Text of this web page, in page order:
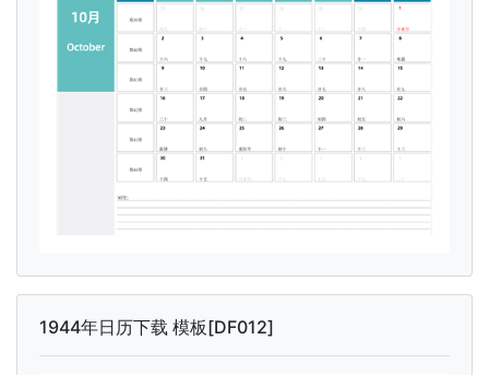
1944年日历下载 模板[DF012]